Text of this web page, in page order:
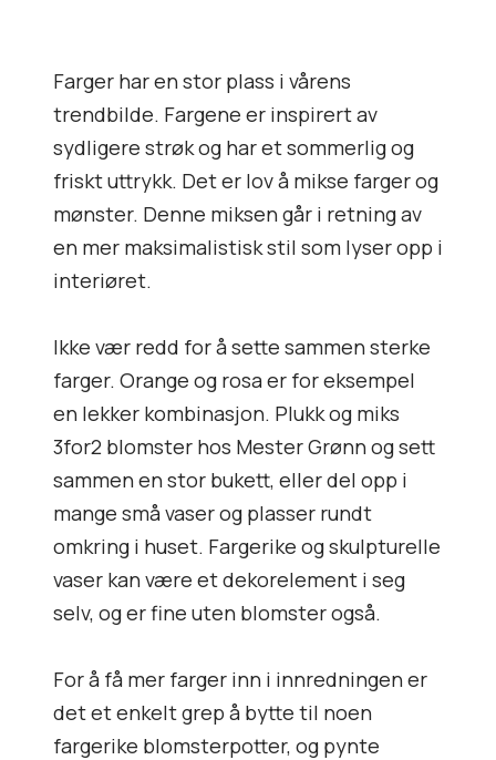
Farger har en stor plass i vårens
trendbilde. Fargene er inspirert av
sydligere strøk og har et sommerlig og
friskt uttrykk. Det er lov å mikse farger og
mønster. Denne miksen går i retning av
en mer maksimalistisk stil som lyser opp i
interiøret.
Ikke vær redd for å sette sammen sterke
farger. Orange og rosa er for eksempel
en lekker kombinasjon. Plukk og miks
3for2 blomster hos Mester Grønn og sett
sammen en stor bukett, eller del opp i
mange små vaser og plasser rundt
omkring i huset. Fargerike og skulpturelle
vaser kan være et dekorelement i seg
selv, og er fine uten blomster også.
For å få mer farger inn i innredningen er
det et enkelt grep å bytte til noen
fargerike blomsterpotter, og pynte